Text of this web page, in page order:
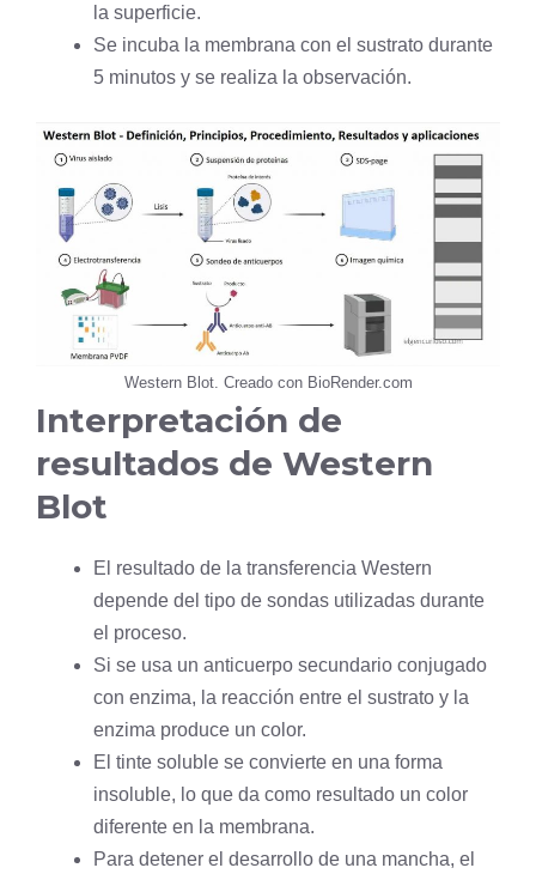
la superficie.
Se incuba la membrana con el sustrato durante
5 minutos y se realiza la observación.
Western Blot. Creado con BioRender.com
Interpretación de
resultados de Western
Blot
El resultado de la transferencia Western
depende del tipo de sondas utilizadas durante
el proceso.
Si se usa un anticuerpo secundario conjugado
con enzima, la reacción entre el sustrato y la
enzima produce un color.
El tinte soluble se convierte en una forma
insoluble, lo que da como resultado un color
diferente en la membrana.
Para detener el desarrollo de una mancha, el